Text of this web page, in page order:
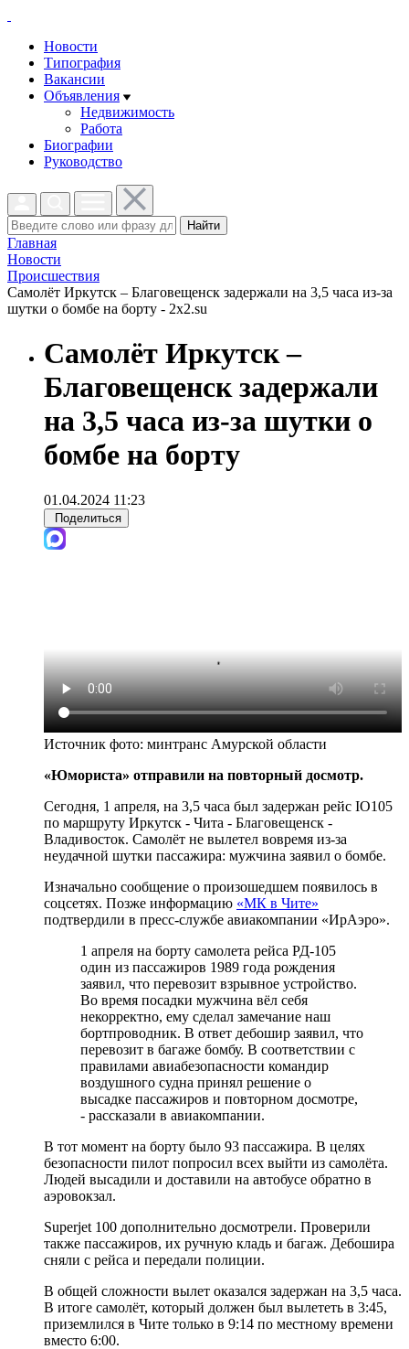
Новости
Типография
Вакансии
Объявления
Недвижимость
Работа
Биографии
Руководство
Найти
Главная
Новости
Проиcшествия
Самолёт Иркутск – Благовещенск задержали на 3,5 часа из-за
шутки о бомбе на борту - 2x2.su
Самолёт Иркутск –
Благовещенск задержали
на 3,5 часа из-за шутки о
бомбе на борту
01.04.2024 11:23
Поделиться
Источник фото: минтранс Амурской области
«Юмориста» отправили на повторный досмотр.
Сегодня, 1 апреля, на 3,5 часа был задержан рейс IO105
по маршруту Иркутск - Чита - Благовещенск -
Владивосток. Самолёт не вылетел вовремя из-за
неудачной шутки пассажира: мужчина заявил о бомбе.
Изначально сообщение о произошедшем появилось в
соцсетях. Позже информацию «МК в Чите»
подтвердили в пресс-службе авиакомпании «ИрАэро».
1 апреля на борту самолета рейса РД-105
один из пассажиров 1989 года рождения
заявил, что перевозит взрывное устройство.
Во время посадки мужчина вёл себя
некорректно, ему сделал замечание наш
бортпроводник. В ответ дебошир заявил, что
перевозит в багаже бомбу. В соответствии с
правилами авиабезопасности командир
воздушного судна принял решение о
высадке пассажиров и повторном досмотре,
- рассказали в авиакомпании.
В тот момент на борту было 93 пассажира. В целях
безопасности пилот попросил всех выйти из самолёта.
Людей высадили и доставили на автобусе обратно в
аэровокзал.
Superjet 100 дополнительно досмотрели. Проверили
также пассажиров, их ручную кладь и багаж. Дебошира
сняли с рейса и передали полиции.
В общей сложности вылет оказался задержан на 3,5 часа.
В итоге самолёт, который должен был вылететь в 3:45,
приземлился в Чите только в 9:14 по местному времени
вместо 6:00.